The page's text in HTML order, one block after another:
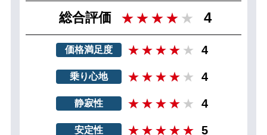
総合評価 4
価格満足度 4
乗り心地 4
静寂性 4
安定性 5